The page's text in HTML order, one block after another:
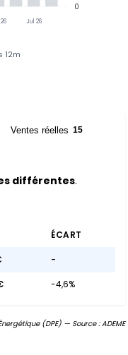
Jul 26
0
12m
Ventes réelles 15
différentes.
ÉCART
-
-4,6%
(DPE) — Source : ADEME